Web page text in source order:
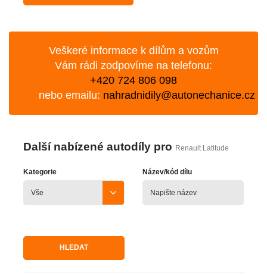
Veškeré informace k dílům a vozům
Vám rádi zodpovíme na telefonu:
+420 724 806 098
nebo emailu: nahradnidily@autonechanice.cz
Další nabízené autodíly pro Renault Latitude
Kategorie Název/kód dílu
HLEDAT